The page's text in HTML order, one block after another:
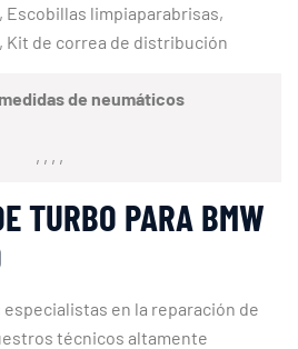
Escobillas limpiaparabrisas,
Kit de correa de distribución
de neumáticos
, , , ,
TURBO PARA BMW
en la reparación de
técnicos altamente